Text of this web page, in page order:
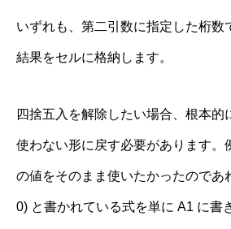
いずれも、第二引数に指定した桁数
結果をセルに格納します。
四捨五入を解除したい場合、根本的
使わない形に戻す必要があります。
の値をそのまま使いたかったのであ
0) と書かれている式を単に A1 に書